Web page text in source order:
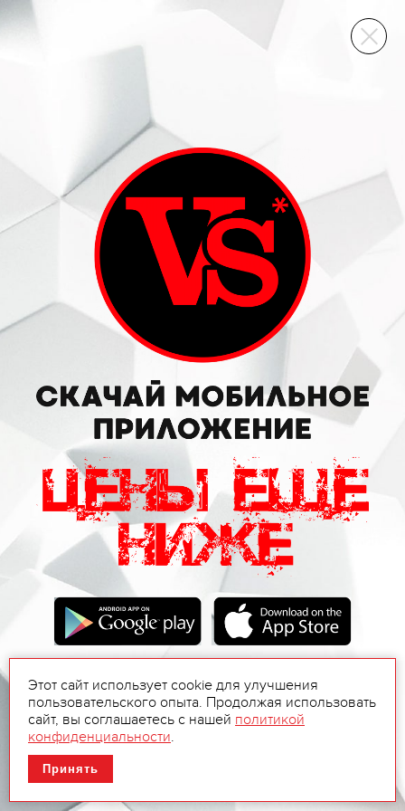
ВИННЫЙ СКЛАД
Этот сайт использует cookie для улучшения
пользовательского опыта. Продолжая использовать
сайт, вы соглашаетесь с нашей политикой
конфиденциальности.
Принять